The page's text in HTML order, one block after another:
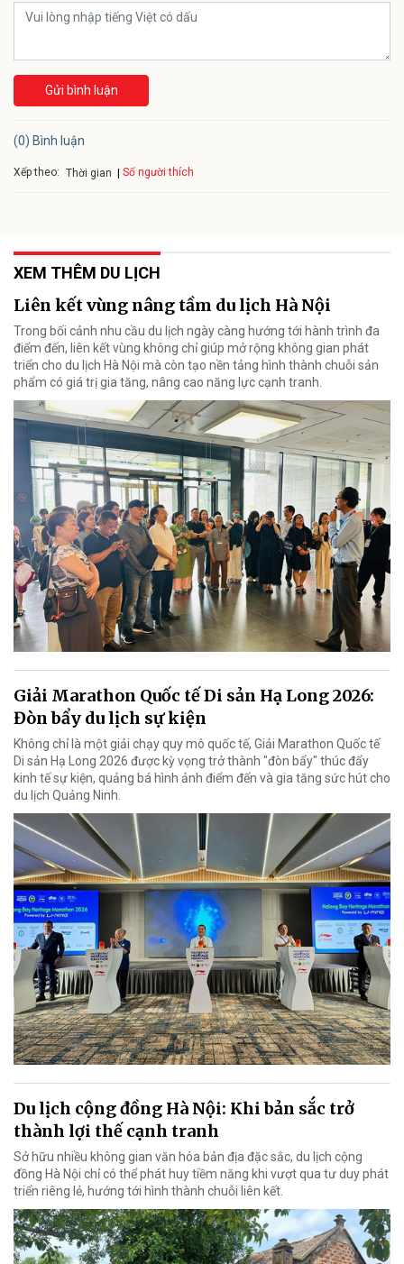
Gửi bình luận
(0) Bình luận
Xếp theo: Thời gian Số người thích
XEM THÊM DU LỊCH
Liên kết vùng nâng tầm du lịch Hà Nội
Trong bối cảnh nhu cầu du lịch ngày càng hướng tới hành trình đa
điểm đến, liên kết vùng không chỉ giúp mở rộng không gian phát
triển cho du lịch Hà Nội mà còn tạo nền tảng hình thành chuỗi sản
phẩm có giá trị gia tăng, nâng cao năng lực cạnh tranh.
Giải Marathon Quốc tế Di sản Hạ Long 2026:
Đòn bẩy du lịch sự kiện
Không chỉ là một giải chạy quy mô quốc tế, Giải Marathon Quốc tế
Di sản Hạ Long 2026 được kỳ vọng trở thành "đòn bẩy" thúc đẩy
kinh tế sự kiện, quảng bá hình ảnh điểm đến và gia tăng sức hút cho
du lịch Quảng Ninh.
Du lịch cộng đồng Hà Nội: Khi bản sắc trở
thành lợi thế cạnh tranh
Sở hữu nhiều không gian văn hóa bản địa đặc sắc, du lịch cộng
đồng Hà Nội chỉ có thể phát huy tiềm năng khi vượt qua tư duy phát
triển riêng lẻ, hướng tới hình thành chuỗi liên kết.